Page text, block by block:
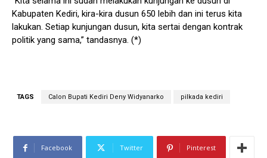
Kabupaten Kediri, kira-kira dusun 650 lebih dan ini terus kita
lakukan. Setiap kunjungan dusun, kita sertai dengan kontrak
politik yang sama,” tandasnya. (*)
TAGS Calon Bupati Kediri Deny Widyanarko pilkada kediri
Facebook Twitter Pinterest